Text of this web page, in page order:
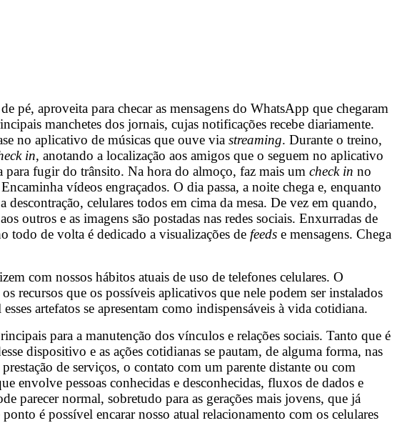
pé, aproveita para checar as mensagens do WhatsApp que chegaram
manchetes dos jornais, cujas notificações recebe diariamente.
no aplicativo de músicas que ouve via streaming. Durante o treino,
in, anotando a localização aos amigos que o seguem no aplicativo
para fugir do trânsito. Na hora do almoço, faz mais um check in no
vídeos engraçados. O dia passa, a noite chega e, enquanto
celulares todos em cima da mesa. De vez em quando,
outros e as imagens são postadas nas redes sociais. Enxurradas de
todo de volta é dedicado a visualizações de feeds e mensagens. Chega
com nossos hábitos atuais de uso de telefones celulares. O
recursos que os possíveis aplicativos que nele podem ser instalados
artefatos se apresentam como indispensáveis à vida cotidiana.
para a manutenção dos vínculos e relações sociais. Tanto que é
dispositivo e as ações cotidianas se pautam, de alguma forma, nas
de serviços, o contato com um parente distante ou com
envolve pessoas conhecidas e desconhecidas, fluxos de dados e
parecer normal, sobretudo para as gerações mais jovens, que já
é possível encarar nosso atual relacionamento com os celulares